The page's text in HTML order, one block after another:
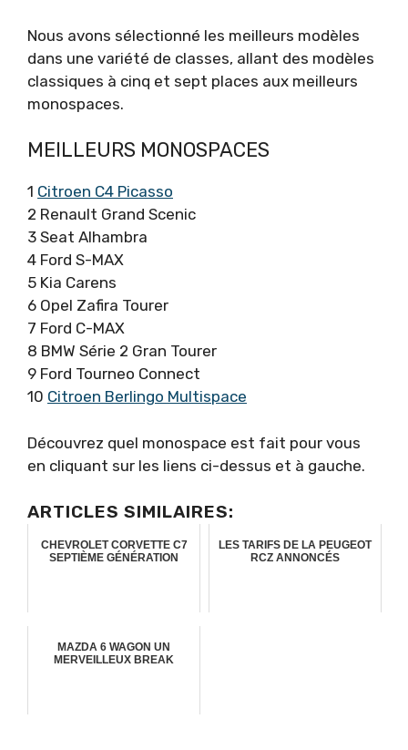
Nous avons sélectionné les meilleurs modèles
dans une variété de classes, allant des modèles
classiques à cinq et sept places aux meilleurs
monospaces.
MEILLEURS MONOSPACES
1 Citroen C4 Picasso
2 Renault Grand Scenic
3 Seat Alhambra
4 Ford S-MAX
5 Kia Carens
6 Opel Zafira Tourer
7 Ford C-MAX
8 BMW Série 2 Gran Tourer
9 Ford Tourneo Connect
10 Citroen Berlingo Multispace
Découvrez quel monospace est fait pour vous
en cliquant sur les liens ci-dessus et à gauche.
ARTICLES SIMILAIRES:
CHEVROLET CORVETTE C7
SEPTIÈME GÉNÉRATION
LES TARIFS DE LA PEUGEOT
RCZ ANNONCÉS
MAZDA 6 WAGON UN
MERVEILLEUX BREAK